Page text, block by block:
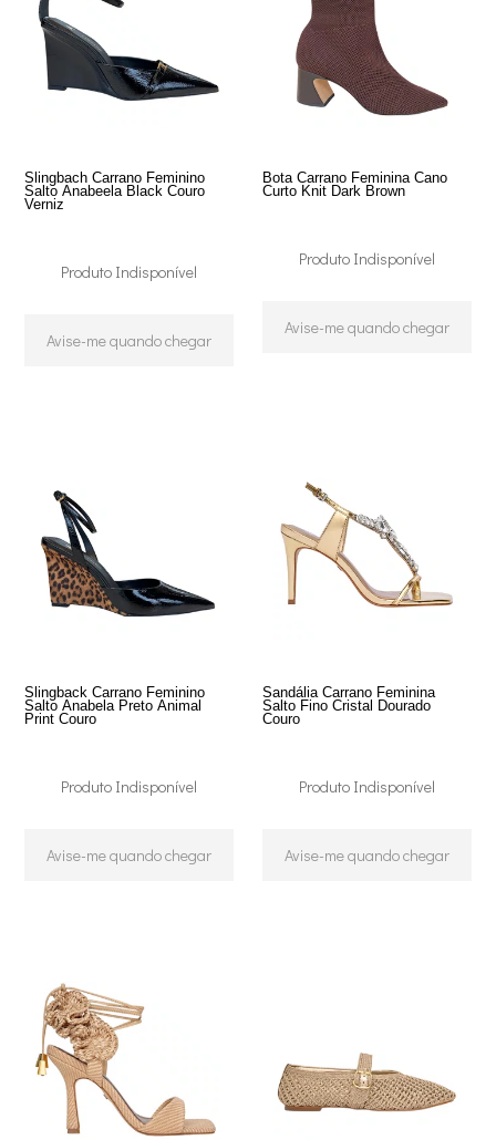
Slingbach Carrano Feminino
Salto Anabeela Black Couro
Verniz
Produto Indisponível
Avise-me quando chegar
Bota Carrano Feminina Cano
Curto Knit Dark Brown
Produto Indisponível
Avise-me quando chegar
Slingback Carrano Feminino
Salto Anabela Preto Animal
Print Couro
Produto Indisponível
Avise-me quando chegar
Sandália Carrano Feminina
Salto Fino Cristal Dourado
Couro
Produto Indisponível
Avise-me quando chegar